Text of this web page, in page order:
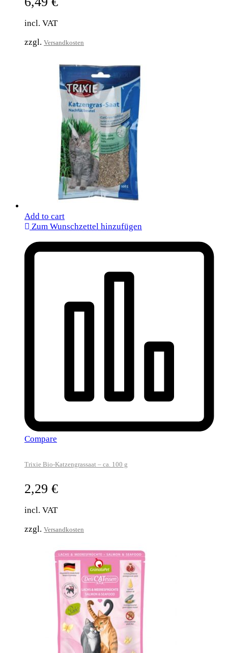
incl. VAT
zzgl. Versandkosten
Add to cart
Zum Wunschzettel hinzufügen
Compare
Trixie Bio-Katzengrassaat – ca. 100 g
2,29 €
incl. VAT
zzgl. Versandkosten